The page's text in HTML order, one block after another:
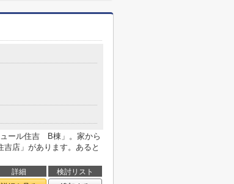
ール住吉 B棟」。家から
店」があります。あると
詳細
検討リスト